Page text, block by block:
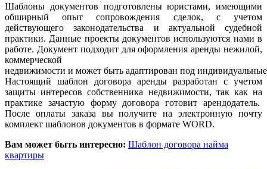
Шаблоны документов подготовлены юристами, имеющими
обширный опыт сопровождения сделок, с учетом
действующего законодательства и актуальной судебной
практики. Данные проекты документов используются нами в
работе. Документ подходит для оформления аренды нежилой,
коммерческой
недвижимости и может быть адаптирован под
Настоящий шаблон договора аренды разработан с учетом
защиты интересов собственника недвижимости, так как на
практике зачастую форму договора готовит арендодатель.
После оплаты заказа вы получите на электронную почту
комплект шаблонов документов в формате WORD.
Вам может быть интересно: Шаблон договора найма
квартиры